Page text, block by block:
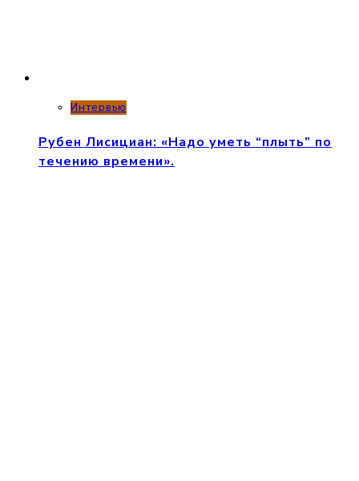
Интервью
Рубен Лисициан: «Надо уметь “плыть” по
течению времени».